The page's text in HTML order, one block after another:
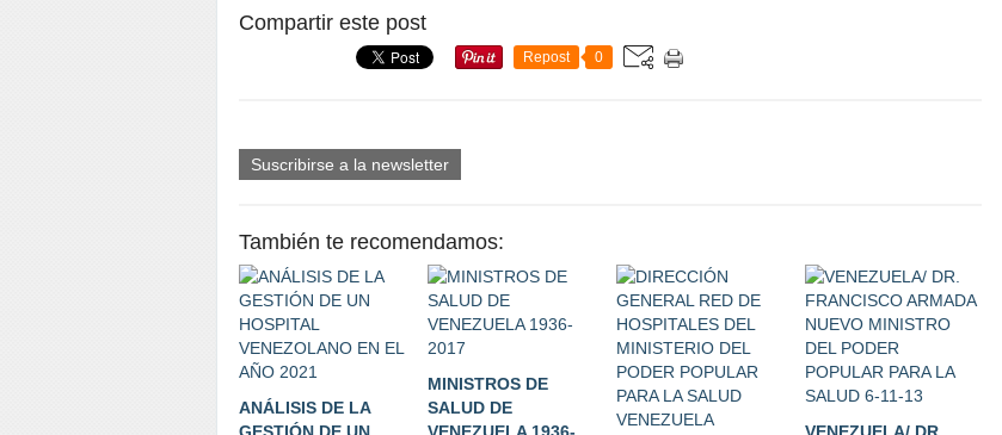
Compartir este post
Repost 0
Suscribirse a la newsletter
También te recomendamos:
ANÁLISIS DE LA
MINISTROS DE
SALUD DE